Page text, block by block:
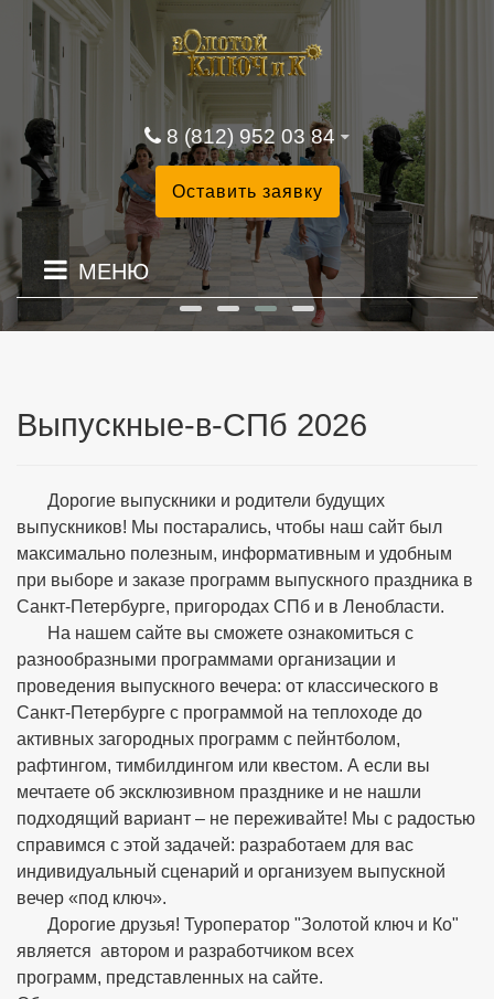
8 (812) 952 03 84
Оставить заявку
МЕНЮ
Выпускные-в-СПб 2026
Дорогие выпускники и родители будущих
выпускников! Мы постарались, чтобы наш сайт был
максимально полезным, информативным и удобным
при выборе и заказе программ выпускного праздника в
Санкт-Петербурге, пригородах СПб и в Ленобласти.
На нашем сайте вы сможете ознакомиться с
разнообразными программами организации и
проведения выпускного вечера: от классического в
Санкт-Петербурге с программой на теплоходе до
активных загородных программ с пейнтболом,
рафтингом, тимбилдингом или квестом. А если вы
мечтаете об эксклюзивном празднике и не нашли
подходящий вариант – не переживайте! Мы с радостью
справимся с этой задачей: разработаем для вас
индивидуальный сценарий и организуем выпускной
вечер «под ключ».
Дорогие друзья! Туроператор "Золотой ключ и Ко"
является автором и разработчиком всех
программ, представленных на сайте.